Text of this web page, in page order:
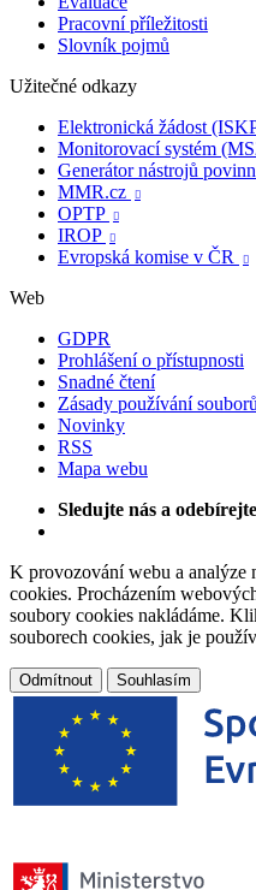
Pracovní příležitosti
Slovník pojmů
Užitečné odkazy
Elektronická žádost
Monitorovací systém
Generátor nástrojů
MMR.cz 
OPTP 
IROP 
Evropská komise v ČR 
Web
GDPR
Prohlášení o přístupnosti
Snadné čtení
Zásady používání
Novinky
RSS
Mapa webu
Sledujte nás a odebírejte
K provozování webu a analýze
cookies. Procházením
soubory cookies nakládáme.
souborech cookies, jak je
Odmítnout Souhlasím